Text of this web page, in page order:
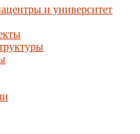
и университет